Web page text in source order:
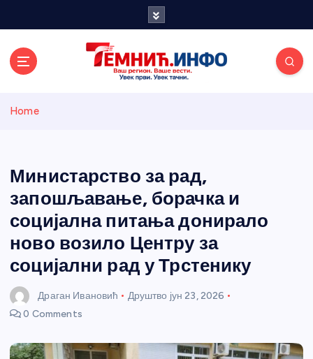
и портал
Home
Министарство за рад,
запошљавање, борачка и
социјална питања донирало
ново возило Центру за
социјални рад у Трстенику
Драган Ивановић Друштво јун 23, 2026
0 Comments